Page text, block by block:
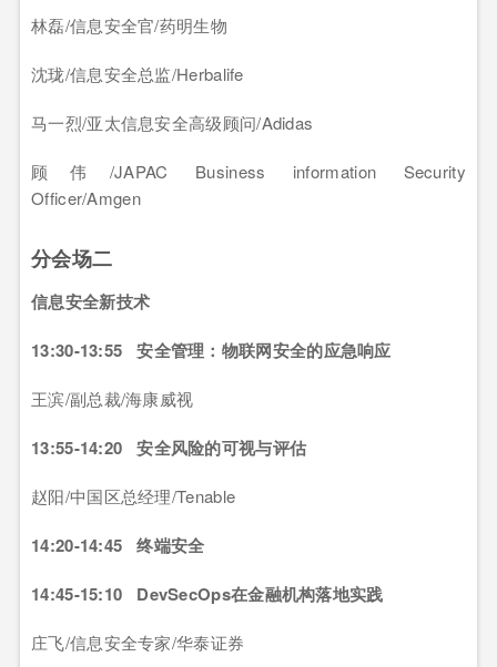
林磊/信息安全官/药明生物
沈珑/信息安全总监/Herbalife
马一烈/亚太信息安全高级顾问/Adidas
顾伟/JAPAC Business information Security
Officer/Amgen
分会场二
信息安全新技术
13:30-13:55 安全管理：物联网安全的应急响应
王滨/副总裁/海康威视
13:55-14:20 安全风险的可视与评估
赵阳/中国区总经理/Tenable
14:20-14:45 终端安全
14:45-15:10 DevSecOps在金融机构落地实践
庄飞/信息安全专家/华泰证券